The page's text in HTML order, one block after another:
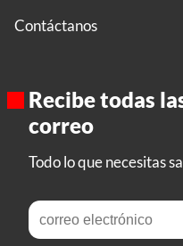
Contáctanos
Recibe todas
correo
Todo lo que necesitas